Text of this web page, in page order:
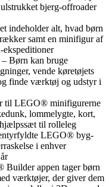
bjerg-offroader
indeholder alt, hvad børn
samt en minifigur af
Børn kan bruge
vende køretøjets
finde værktøj og udstyr i
til LEGO® minifigurerne
lommelygte, kort,
til rolleleg
LEGO® byg-
i enhver
appen tager børn
værktøjer, der giver dem